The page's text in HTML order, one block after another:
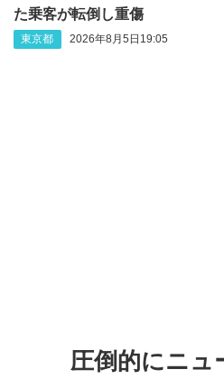
た乗客が転倒し重傷
東京都 2026年8月5日19:05
圧倒的にニュ